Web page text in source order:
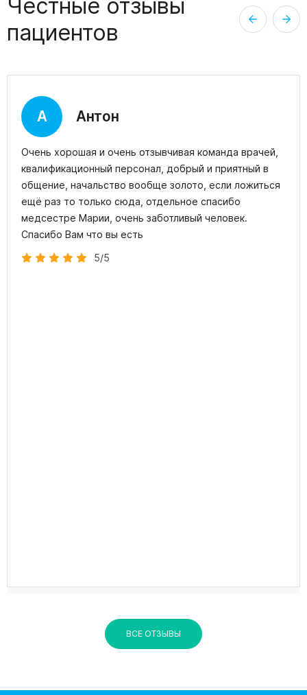
Честные отзывы
пациентов
А Антон
Очень хорошая и очень отзывчивая команда врачей,
квалификационный персонал, добрый и приятный в
общение, начальство вообще золото, если ложиться
ещё раз то только сюда, отдельное спасибо
медсестре Марии, очень заботливый человек.
Спасибо Вам что вы есть
5/5
ВСЕ ОТЗЫВЫ